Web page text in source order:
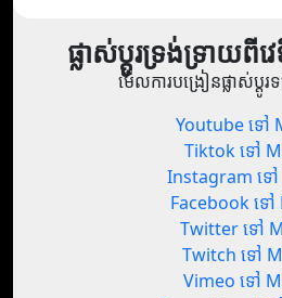
ផ្លាស់ប្តូរទ្រង់ទ្រាយ
មើលការបង្រៀនផ្លាស់ប្តូ
Youtube ទៅ
Tiktok ទៅ
Instagram ទៅ
Facebook ទៅ
Twitter ទៅ
Twitch ទៅ
Vimeo ទៅ